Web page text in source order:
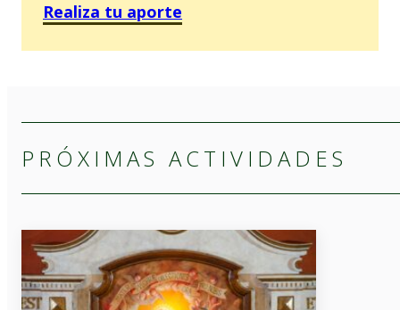
Realiza tu aporte
PRÓXIMAS ACTIVIDADES